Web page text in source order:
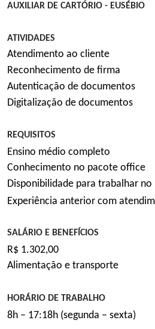
e
o
j
e
C
o
c
u
r
s
o
s
N
o
t
í
c
a
s
AUXILIAR DE CARTÓRIO - EUSÉBIO
ATIVIDADES
Atendimento ao cliente
Reconhecimento de firma
Autenticação de documentos
Digitalização de documentos
REQUISITOS
Ensino médio completo
Conhecimento no pacote office
Disponibilidade para trabalhar no
Experiência anterior com
SALÁRIO E BENEFÍCIOS
R$ 1.302,00
Alimentação e transporte
HORÁRIO DE TRABALHO
8h – 17:18h (segunda – sexta)